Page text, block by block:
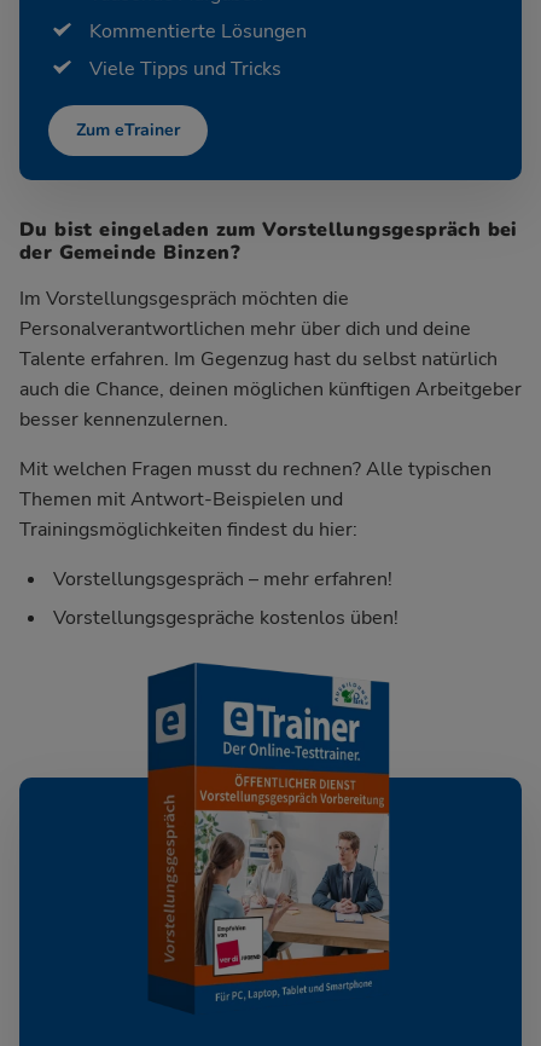
Kommentierte Lösungen
Viele Tipps und Tricks
Zum eTrainer
Du bist eingeladen zum Vorstellungsgespräch bei
der Gemeinde Binzen?
Im Vorstellungsgespräch möchten die
Personalverantwortlichen mehr über dich und deine
Talente erfahren. Im Gegenzug hast du selbst natürlich
auch die Chance, deinen möglichen künftigen Arbeitgeber
besser kennenzulernen.
Mit welchen Fragen musst du rechnen? Alle typischen
Themen mit Antwort-Beispielen und
Trainingsmöglichkeiten findest du hier:
Vorstellungsgespräch – mehr erfahren!
Vorstellungsgespräche kostenlos üben!